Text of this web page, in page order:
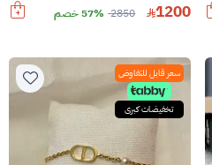
1200
2850 57% خصم
سعر قابل للتفاوض
تخفيضات كبرى